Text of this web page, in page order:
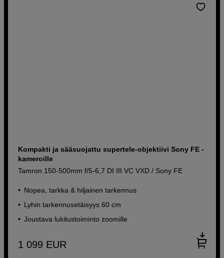
Kompakti ja sääsuojattu supertele-objektiivi Sony FE -
kameroille
Tamron 150-500mm f/5-6,7 DI III VC VXD / Sony FE
Nopea, tarkka & hiljainen tarkennus
Lyhin tarkennusetäisyys 60 cm
Joustava lukitustoiminto zoomille
1 099 EUR